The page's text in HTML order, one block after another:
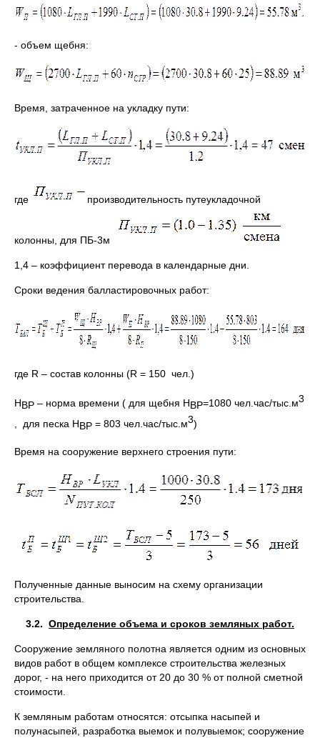
- объем щебня:
Время, затраченное на укладку пути:
где производительность путеукладочной
колонны, для ПБ-3м
1,4 – коэффициент перевода в календарные дни.
Сроки ведения балластировочных работ:
где R – состав колонны (R = 150 чел.)
НВР – норма времени ( для щебня НВР=1080 чел.час/тыс.м3
, для песка НВР = 803 чел.час/тыс.м3)
Время на сооружение верхнего строения пути:
Полученные данные выносим на схему организации
строительства.
3.2. Определение объема и сроков земляных работ.
Сооружение земляного полотна является одним из основных
видов работ в общем комплексе строительства железных
дорог, - на него приходится от 20 до 30 % от полной сметной
стоимости.
К земляным работам относятся: отсыпка насыпей и
полунасыпей, разработка выемок и полувыемок; сооружение